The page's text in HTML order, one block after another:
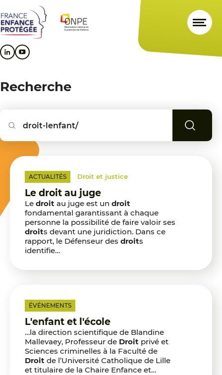
au
contenu
principal
au
menu
principal
au
pied
de
Recherche
ACTUALITÉS Droit et justice
Le droit au juge
Le droit au juge est un droit
fondamental garantissant à chaque
personne la possibilité de faire valoir ses
droits devant une juridiction. Dans ce
rapport, le Défenseur des droits
identifie…
ÉVÉNEMENTS
L'enfant et l'école
…la direction scientifique de Blandine
Mallevaey, Professeur de Droit privé et
Sciences criminelles à la Faculté de
Droit de l’Université Catholique de Lille
et titulaire de la Chaire Enfance et…